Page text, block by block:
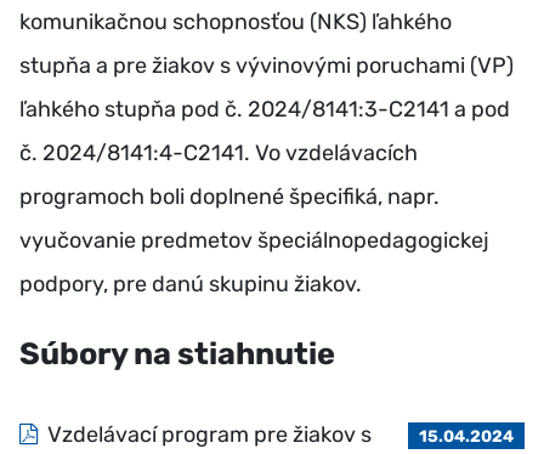
komunikačnou schopnosťou (NKS) ľahkého
stupňa a pre žiakov s vývinovými poruchami (VP)
ľahkého stupňa pod č. 2024/8141:3-C2141 a pod
č. 2024/8141:4-C2141. Vo vzdelávacích
programoch boli doplnené špecifiká, napr.
vyučovanie predmetov špeciálnopedagogickej
podpory, pre danú skupinu žiakov.
Súbory na stiahnutie
Vzdelávací program pre žiakov s
15.04.2024